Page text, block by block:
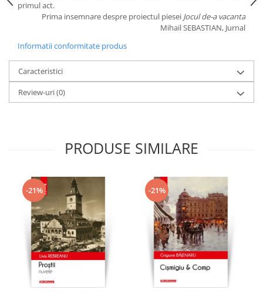
primul act.
Prima insemnare despre proiectul piesei Jocul de-a vacanta
Mihail SEBASTIAN, Jurnal
Informatii conformitate produs
Caracteristici
Review-uri(0)
PRODUSE SIMILARE
-21% -21%